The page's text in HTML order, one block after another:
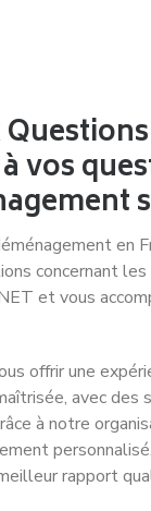
vos
en
concernant les
et vous
offrir une
avec des
à notre
rapport